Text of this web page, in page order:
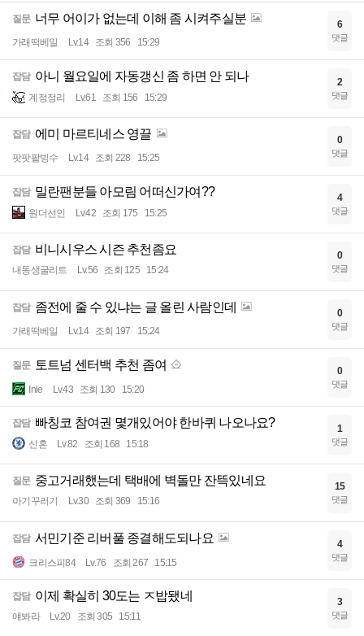
질문 너무 어이가 없는데 이해 좀 시켜주실분
가래떡베일 Lv.14 조회 356 15:29
6
댓글
잡담 아니 월요일에 자동갱신 좀 하면 안 되나
계정정리 Lv.61 조회 156 15:29
2
댓글
잡담 에미 마르티네스 영끌
팟팟팥빙수 Lv.14 조회 228 15:25
0
댓글
잡담 밀란팬분들 아모림 어떠신가여??
원더선인 Lv.42 조회 175 15:25
4
댓글
잡담 비니시우스 시즌 추천좀요
내동생굴리트 Lv.56 조회 125 15:24
0
댓글
잡담 좀전에 줄 수 있냐는 글 올린 사람인데
가래떡베일 Lv.14 조회 197 15:24
0
댓글
질문 토트넘 센터백 추천 좀여
Inle Lv.43 조회 130 15:20
0
댓글
잡담 빠칭코 참여권 몇개있어야 한바퀴 나오나요?
신혼 Lv.82 조회 168 15:18
1
댓글
질문 중고거래했는데 택배에 벽돌만 잔뜩있네요
아기꾸러기 Lv.30 조회 369 15:16
15
댓글
잡담 서민기준 리버풀 종결해도되나요
크리스피84 Lv.76 조회 267 15:15
4
댓글
잡담 이제 확실히 30도는 ㅈ밥됐네
얘봐라 Lv.20 조회 305 15:11
3
댓글